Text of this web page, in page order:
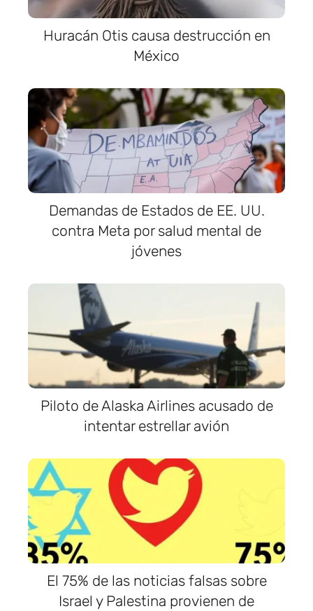
Huracán Otis causa destrucción en
México
Demandas de Estados de EE. UU.
contra Meta por salud mental de
jóvenes
Piloto de Alaska Airlines acusado de
intentar estrellar avión
El 75% de las noticias falsas sobre
Israel y Palestina provienen de